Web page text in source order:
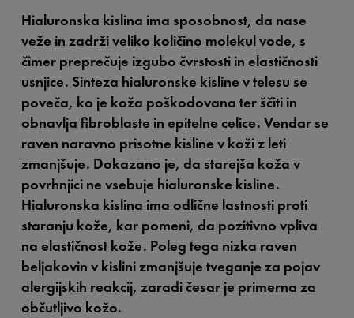
Hialuronska kislina ima sposobnost, da nase
veže in zadrži veliko količino molekul vode, s
čimer preprečuje izgubo čvrstosti in elastičnosti
usnjice. Sinteza hialuronske kisline v telesu se
poveča, ko je koža poškodovana ter ščiti in
obnavlja fibroblaste in epitelne celice. Vendar se
raven naravno prisotne kisline v koži z leti
zmanjšuje. Dokazano je, da starejša koža v
povrhnjici ne vsebuje hialuronske kisline.
Hialuronska kislina ima odlične lastnosti proti
staranju kože, kar pomeni, da pozitivno vpliva
na elastičnost kože. Poleg tega nizka raven
beljakovin v kislini zmanjšuje tveganje za pojav
alergijskih reakcij, zaradi česar je primerna za
občutljivo kožo.